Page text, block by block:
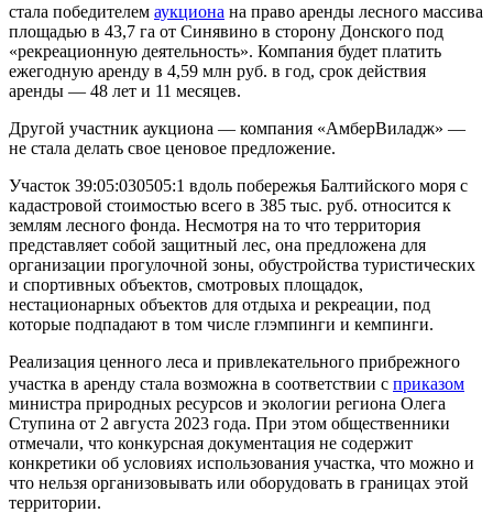
стала победителем аукциона на право аренды лесного массива
площадью в 43,7 га от Синявино в сторону Донского под
«рекреационную деятельность». Компания будет платить
ежегодную аренду в 4,59 млн руб. в год, срок действия
аренды — 48 лет и 11 месяцев.
Другой участник аукциона — компания «АмберВиладж» —
не стала делать свое ценовое предложение.
Участок 39:05:030505:1 вдоль побережья Балтийского моря с
кадастровой стоимостью всего в 385 тыс. руб. относится к
землям лесного фонда. Несмотря на то что территория
представляет собой защитный лес, она предложена для
организации прогулочной зоны, обустройства туристических
и спортивных объектов, смотровых площадок,
нестационарных объектов для отдыха и рекреации, под
которые подпадают в том числе глэмпинги и кемпинги.
Реализация ценного леса и привлекательного прибрежного
участка в аренду стала возможна в соответствии с приказом
министра природных ресурсов и экологии региона Олега
Ступина от 2 августа 2023 года. При этом общественники
отмечали, что конкурсная документация не содержит
конкретики об условиях использования участка, что можно и
что нельзя организовывать или оборудовать в границах этой
территории.